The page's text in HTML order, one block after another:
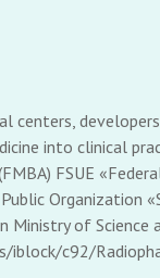
centers,
into clinical
FSUE
Organization
of Science
iblock/c92/